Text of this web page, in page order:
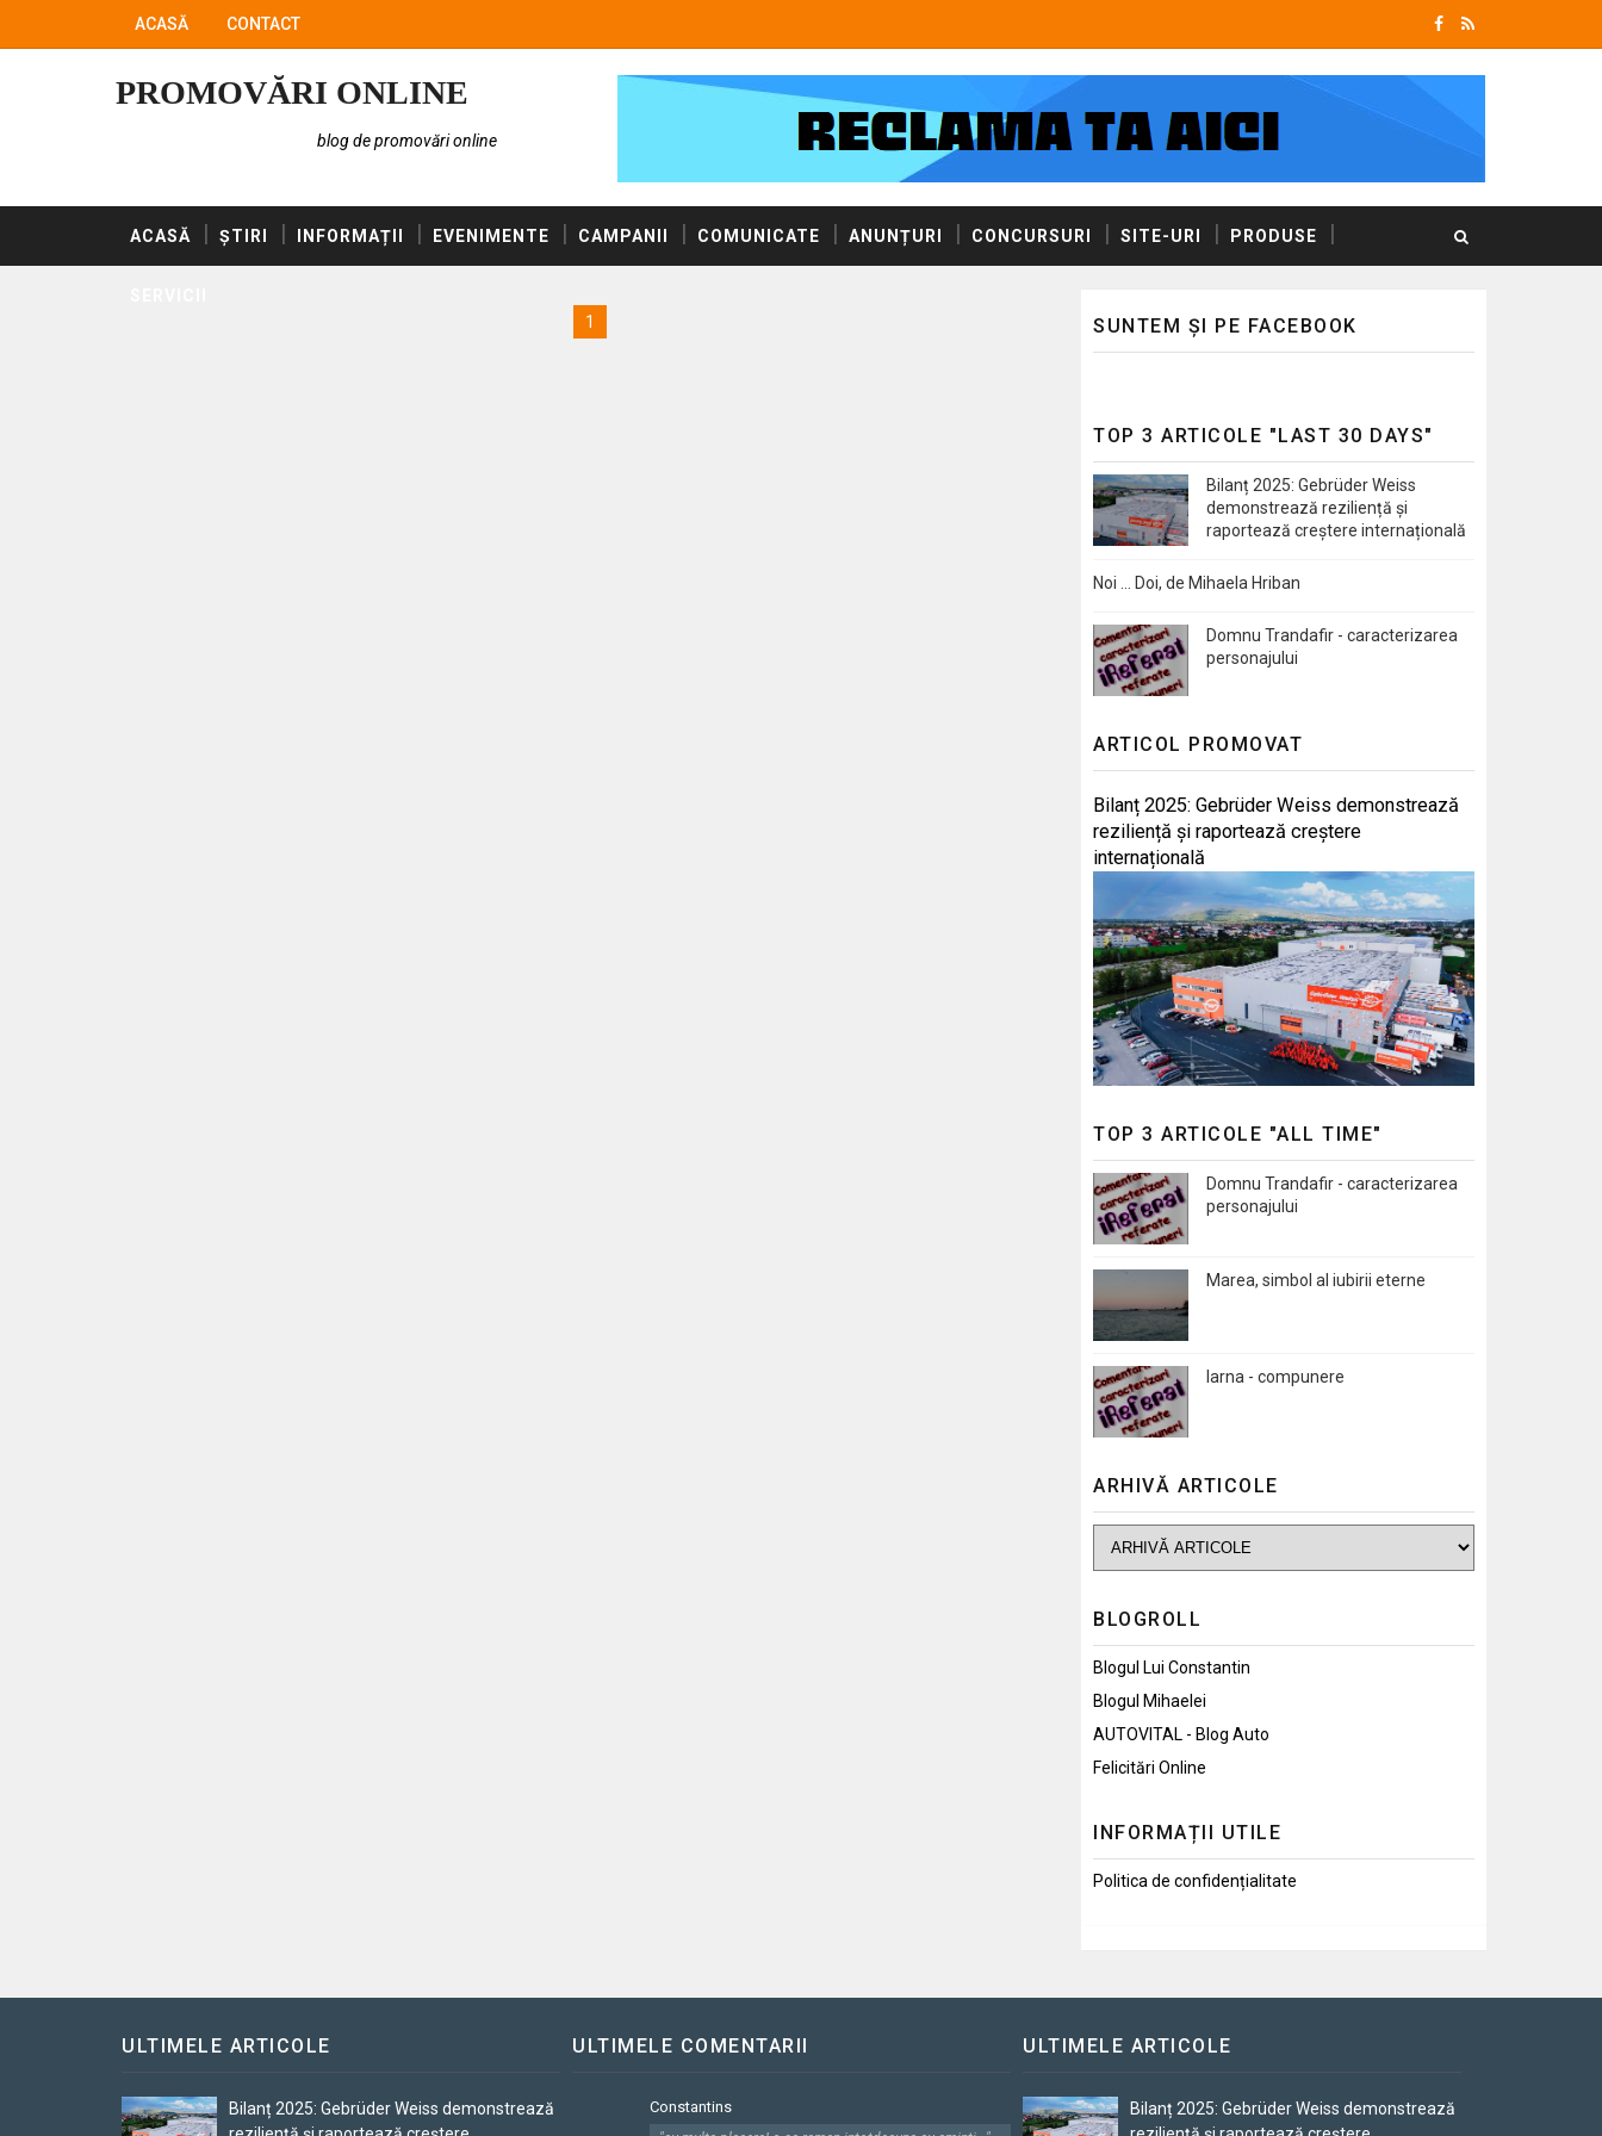
ACASĂ CONTACT
PROMOVĂRI ONLINE
blog de promovări online
ACASĂ ȘTIRI INFORMAȚII EVENIMENTE CAMPANII COMUNICATE ANUNȚURI CONCURSURI SITE-URI PRODUSE
1
SUNTEM ȘI PE FACEBOOK
TOP 3 ARTICOLE "LAST 30 DAYS"
Bilanț 2025: Gebrüder Weiss
demonstrează reziliență și
raportează creștere internațională
Noi … Doi, de Mihaela Hriban
Domnu Trandafir - caracterizarea
personajului
ARTICOL PROMOVAT
Bilanț 2025: Gebrüder Weiss demonstrează
reziliență și raportează creștere
internațională
TOP 3 ARTICOLE "ALL TIME"
Domnu Trandafir - caracterizarea
personajului
Marea, simbol al iubirii eterne
Iarna - compunere
ARHIVĂ ARTICOLE
BLOGROLL
Blogul Lui Constantin
Blogul Mihaelei
AUTOVITAL - Blog Auto
Felicitări Online
INFORMAȚII UTILE
Politica de confidențialitate
ULTIMELE ARTICOLE
Bilanț 2025: Gebrüder Weiss demonstrează
ULTIMELE COMENTARII
Constantins
ULTIMELE ARTICOLE
Bilanț 2025: Gebrüder Weiss demonstrează